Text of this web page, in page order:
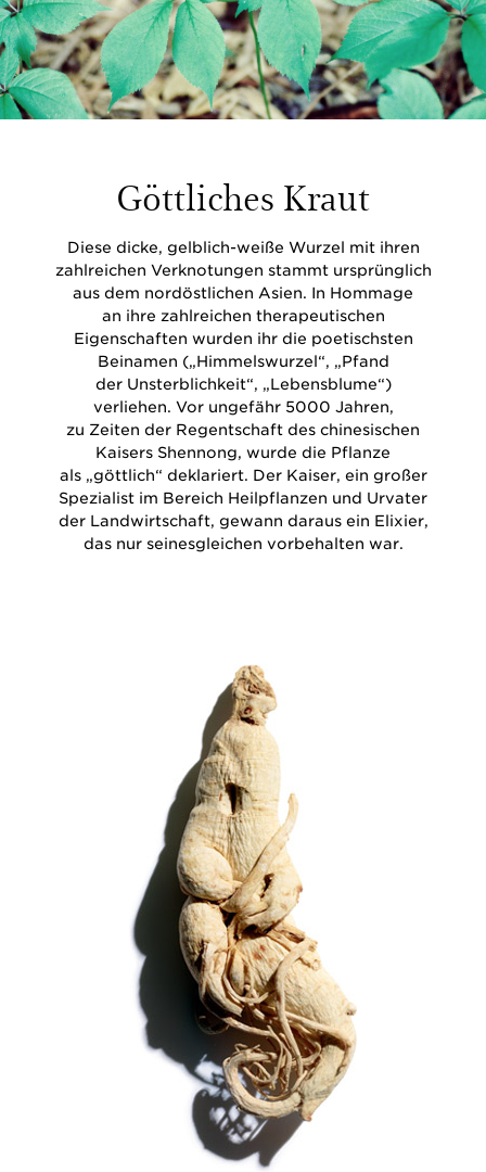
Göttliches Kraut
Diese dicke, gelblich-weiße Wurzel mit ihren
zahlreichen Verknotungen stammt ursprünglich
aus dem nordöstlichen Asien. In Hommage
an ihre zahlreichen therapeutischen
Eigenschaften wurden ihr die poetischsten
Beinamen („Himmelswurzel“, „Pfand
der Unsterblichkeit“, „Lebensblume“)
verliehen. Vor ungefähr 5000 Jahren,
zu Zeiten der Regentschaft des chinesischen
Kaisers Shennong, wurde die Pflanze
als „göttlich“ deklariert. Der Kaiser, ein großer
Spezialist im Bereich Heilpflanzen und Urvater
der Landwirtschaft, gewann daraus ein Elixier,
das nur seinesgleichen vorbehalten war.